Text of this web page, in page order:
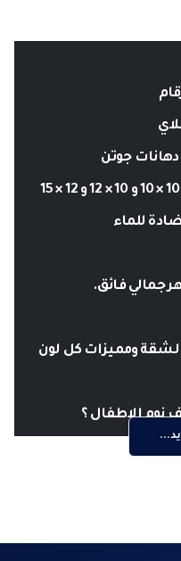
دهانات جوتن
للماء
جمالي فائق.
ومميزات كل لون
نوم الاطفال ؟